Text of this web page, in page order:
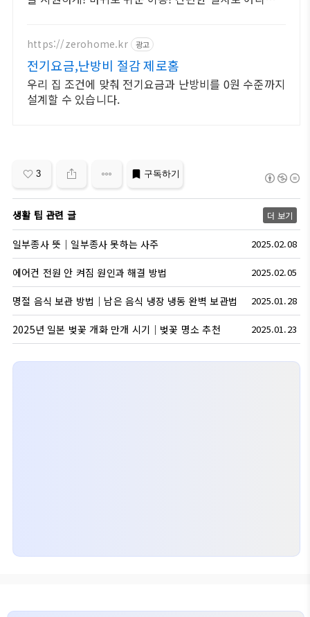
https://zerohome.kr 광고
전기요금,난방비 절감 제로홈
우리 집 조건에 맞춰 전기요금과 난방비를 0원 수준까지
설계할 수 있습니다.
3 구독하기
생활 팁 관련 글 더 보기
일부종사 뜻｜일부종사 못하는 사주 2025.02.08
에어컨 전원 안 켜짐 원인과 해결 방법 2025.02.05
명절 음식 보관 방법｜남은 음식 냉장 냉동 완벽 보관법 2025.01.28
2025년 일본 벚꽃 개화 만개 시기｜벚꽃 명소 추천 2025.01.23